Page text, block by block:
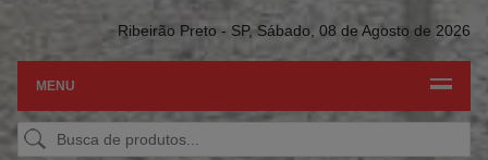
Ribeirão Preto - SP,Sábado, 08 de Agosto de 2026
MENU